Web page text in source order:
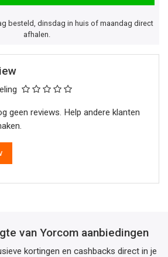
besteld, dinsdag in huis of maandag direct
afhalen.
geen reviews. Help andere klanten
van Yorcom aanbiedingen
kortingen en cashbacks direct in je